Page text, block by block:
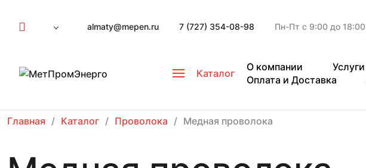
almaty@mepen.ru 7 (727) 354-08-98 Пн-Пт с 9:00 до 18:00
Каталог
О компании Услуги
Оплата и Доставка
Главная Каталог Проволока Медная проволока